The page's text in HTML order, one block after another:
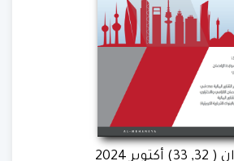
العددان ( 32, 33) أكتوبر 2024